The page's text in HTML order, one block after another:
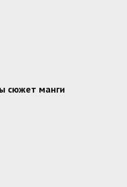
сюжет манги